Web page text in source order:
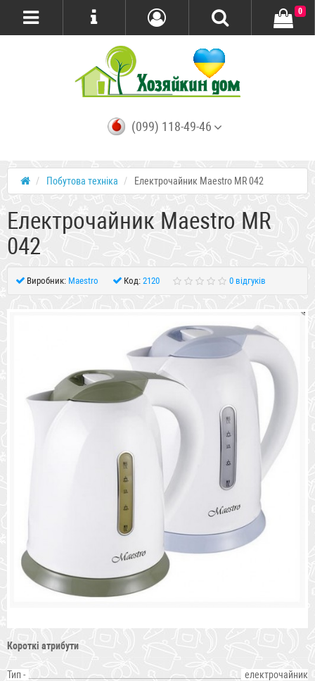
(099) 118-49-46
0
Побутова техніка Електрочайник Maestro MR 042
Електрочайник Maestro MR
042
Виробник: Maestro Код: 2120 0 відгуків
Короткі атрибути
Тип -
електрочайник